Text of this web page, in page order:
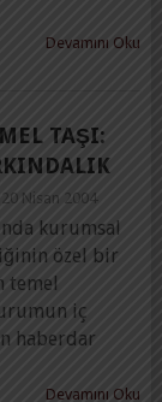
Devamını Oku
TAŞI:
20 Nisan 2004
kurumsal
özel bir
temel
iç
haberdar
Devamını Oku